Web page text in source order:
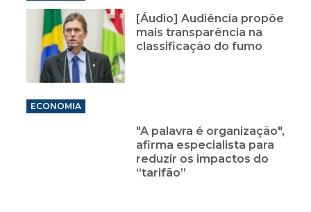
[Áudio] Audiência propõe
mais transparência na
classificação do fumo
ECONOMIA
"A palavra é organização",
afirma especialista para
reduzir os impactos do
“tarifão”